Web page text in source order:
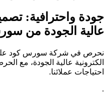
جودة واحترافية:
عالية الجودة من
نحرص في شركة سورس كود
الكترونية عالية الجودة، مع
احتياجات عملائنا.
.